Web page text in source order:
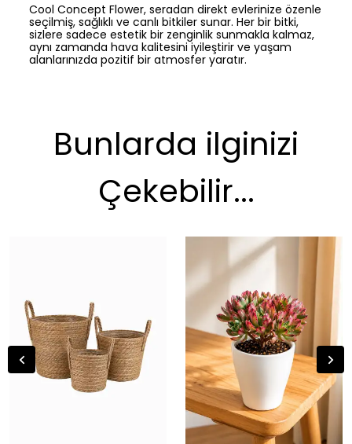
Cool Concept Flower, seradan direkt evlerinize özenle
seçilmiş, sağlıklı ve canlı bitkiler sunar. Her bir bitki,
sizlere sadece estetik bir zenginlik sunmakla kalmaz,
aynı zamanda hava kalitesini iyileştirir ve yaşam
alanlarınızda pozitif bir atmosfer yaratır.
Bunlarda ilginizi
Çekebilir...